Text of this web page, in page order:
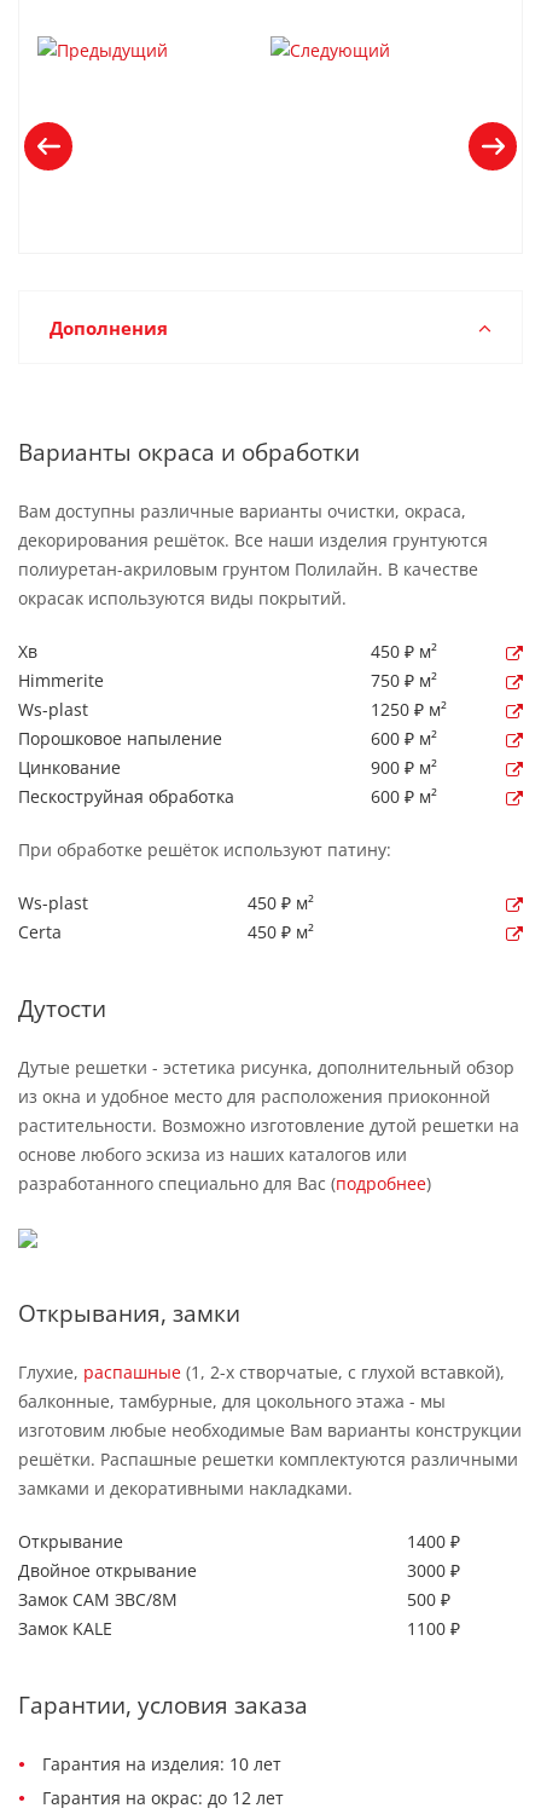
Дополнения
Варианты окраса и обработки
Вам доступны различные варианты очистки, окраса,
декорирования решёток. Все наши изделия грунтуются
полиуретан-акриловым грунтом Полилайн. В качестве
окрасак используются виды покрытий.
Хв
450 ₽ м²
Himmerite
750 ₽ м²
Ws-plast
1250 ₽ м²
Порошковое напыление
600 ₽ м²
Цинкование
900 ₽ м²
Пескоструйная обработка
600 ₽ м²
При обработке решёток используют патину:
Ws-plast
450 ₽ м²
Certa
450 ₽ м²
Дутости
Дутые решетки - эстетика рисунка, дополнительный обзор
из окна и удобное место для расположения приоконной
растительности. Возможно изготовление дутой решетки на
основе любого эскиза из наших каталогов или
разработанного специально для Вас (подробнее)
Открывания, замки
Глухие, распашные (1, 2-х створчатые, с глухой вставкой),
балконные, тамбурные, для цокольного этажа - мы
изготовим любые необходимые Вам варианты конструкции
решётки. Распашные решетки комплектуются различными
замками и декоративными накладками.
Открывание
1400 ₽
Двойное открывание
3000 ₽
Замок САМ ЗВС/8М
500 ₽
Замок KALE
1100 ₽
Гарантии, условия заказа
Гарантия на изделия: 10 лет
Гарантия на окрас: до 12 лет